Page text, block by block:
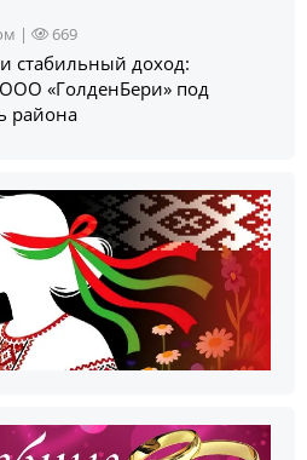
| 669
стабильный доход:
«ГолденБери» под
района